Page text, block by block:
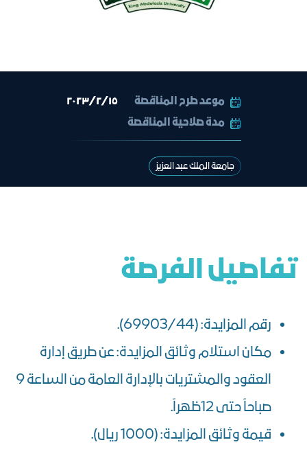
موعد طرح المناقصة
١٥‏/٢‏/٢٠٢٣
مدة صلاحية المناقصة
جامعة الملك عبد العزيز
تفاصيل الفرصة
رقم المزايدة: (69903/44).
مكان استلام وثائق المزايدة: عن طريق إدارة
العقود والمشتريات بالإدارة العامة من الساعة 9
صباحاً حتى 12ظهراً.
قيمة وثائق المزايدة: (1000 ريال).